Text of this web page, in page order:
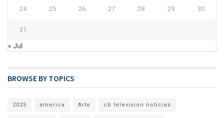
24 25 26 27 28 29 30
31
« Jul
BROWSE BY TOPICS
2025 america Arte cb television noticias